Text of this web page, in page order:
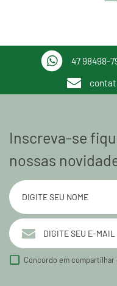
47 98498-
Inscreva-se
nossas
Concordo em compartilhar